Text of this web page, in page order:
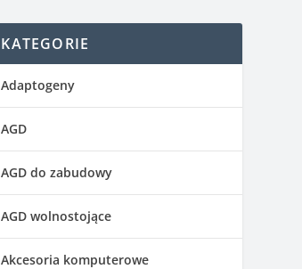
KATEGORIE
Adaptogeny
AGD
AGD do zabudowy
AGD wolnostojące
Akcesoria komputerowe